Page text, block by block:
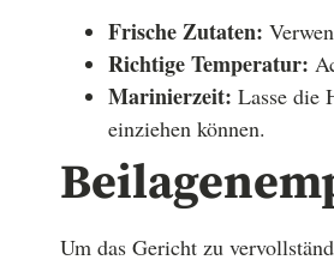
Frische Zutaten:
Richtige Temperatur:
Marinierzeit: Lasse die
einziehen können.
Um das Gericht zu